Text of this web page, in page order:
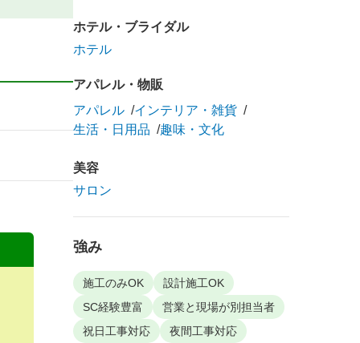
ホテル・ブライダル
ホテル
アパレル・物販
アパレル
インテリア・雑貨
生活・日用品
趣味・文化
美容
サロン
強み
施工のみOK
設計施工OK
SC経験豊富
営業と現場が別担当者
祝日工事対応
夜間工事対応